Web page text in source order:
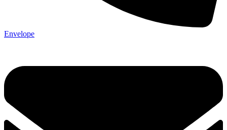
Envelope